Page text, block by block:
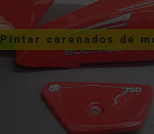
Pintar carenados de
Pintar carenados
motos
VER PINTURA DE